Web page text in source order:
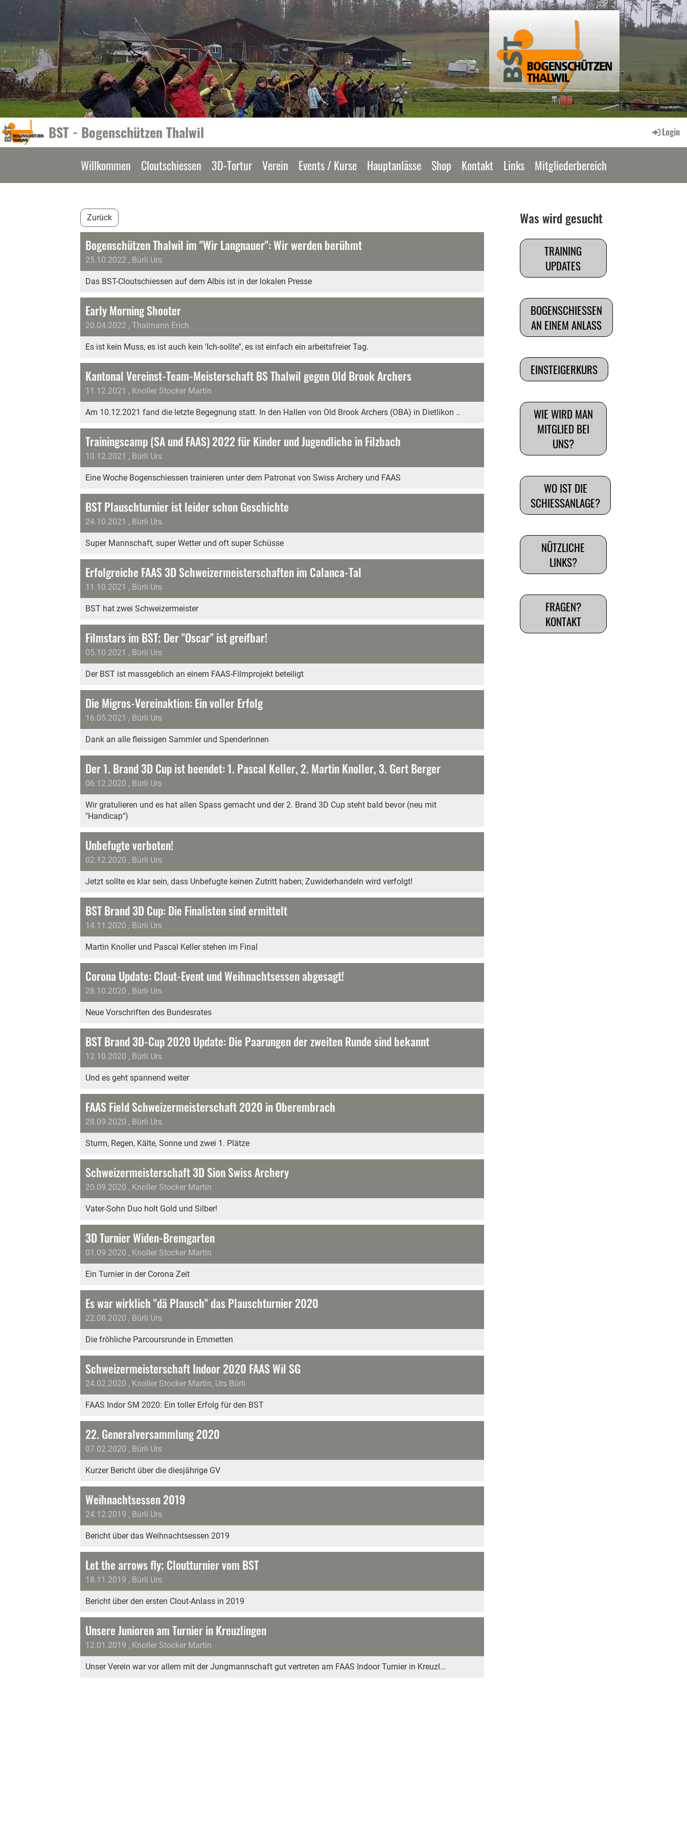
BST - Bogenschützen Thalwil Login
Willkommen Cloutschiessen 3D-Tortur Verein Events / Kurse Hauptanlässe Shop Kontakt Links Mitgliederbereich
Zurück
Bogenschützen Thalwil im "Wir Langnauer": Wir werden berühmt
25.10.2022 , Bürli Urs
Das BST-Cloutschiessen auf dem Albis ist in der lokalen Presse
Early Morning Shooter
20.04.2022 , Thalmann Erich
Es ist kein Muss, es ist auch kein 'Ich-sollte'', es ist einfach ein arbeitsfreier Tag.
Kantonal Vereinst-Team-Meisterschaft BS Thalwil gegen Old Brook Archers
11.12.2021 , Knoller Stocker Martin
Am 10.12.2021 fand die letzte Begegnung statt. In den Hallen von Old Brook Archers (OBA) in Dietlikon ..
Trainingscamp (SA und FAAS) 2022 für Kinder und Jugendliche in Filzbach
10.12.2021 , Bürli Urs
Eine Woche Bogenschiessen trainieren unter dem Patronat von Swiss Archery und FAAS
BST Plauschturnier ist leider schon Geschichte
24.10.2021 , Bürli Urs
Super Mannschaft, super Wetter und oft super Schüsse
Erfolgreiche FAAS 3D Schweizermeisterschaften im Calanca-Tal
11.10.2021 , Bürli Urs
BST hat zwei Schweizermeister
Filmstars im BST; Der "Oscar" ist greifbar!
05.10.2021 , Bürli Urs
Der BST ist massgeblich an einem FAAS-Filmprojekt beteiligt
Die Migros-Vereinaktion: Ein voller Erfolg
16.05.2021 , Bürli Urs
Dank an alle fleissigen Sammler und SpenderInnen
Der 1. Brand 3D Cup ist beendet: 1. Pascal Keller, 2. Martin Knoller, 3. Gert Berger
06.12.2020 , Bürli Urs
Wir gratulieren und es hat allen Spass gemacht und der 2. Brand 3D Cup steht bald bevor (neu mit
"Handicap")
Unbefugte verboten!
02.12.2020 , Bürli Urs
Jetzt sollte es klar sein, dass Unbefugte keinen Zutritt haben; Zuwiderhandeln wird verfolgt!
BST Brand 3D Cup: Die Finalisten sind ermittelt
14.11.2020 , Bürli Urs
Martin Knoller und Pascal Keller stehen im Final
Corona Update: Clout-Event und Weihnachtsessen abgesagt!
28.10.2020 , Bürli Urs
Neue Vorschriften des Bundesrates
BST Brand 3D-Cup 2020 Update: Die Paarungen der zweiten Runde sind bekannt
12.10.2020 , Bürli Urs
Und es geht spannend weiter
FAAS Field Schweizermeisterschaft 2020 in Oberembrach
28.09.2020 , Bürli Urs
Sturm, Regen, Kälte, Sonne und zwei 1. Plätze
Schweizermeisterschaft 3D Sion Swiss Archery
20.09.2020 , Knoller Stocker Martin
Vater-Sohn Duo holt Gold und Silber!
3D Turnier Widen-Bremgarten
01.09.2020 , Knoller Stocker Martin
Ein Turnier in der Corona Zeit
Es war wirklich "dä Plausch" das Plauschturnier 2020
22.08.2020 , Bürli Urs
Die fröhliche Parcoursrunde in Emmetten
Schweizermeisterschaft Indoor 2020 FAAS Wil SG
24.02.2020 , Knoller Stocker Martin, Urs Bürli
FAAS Indor SM 2020: Ein toller Erfolg für den BST
22. Generalversammlung 2020
07.02.2020 , Bürli Urs
Kurzer Bericht über die diesjährige GV
Weihnachtsessen 2019
24.12.2019 , Bürli Urs
Bericht über das Weihnachtsessen 2019
Let the arrows fly; Cloutturnier vom BST
18.11.2019 , Bürli Urs
Bericht über den ersten Clout-Anlass in 2019
Unsere Junioren am Turnier in Kreuzlingen
12.01.2019 , Knoller Stocker Martin
Unser Verein war vor allem mit der Jungmannschaft gut vertreten am FAAS Indoor Turnier in Kreuzl...
Was wird gesucht
TRAINING
UPDATES
BOGENSCHIESSEN
AN EINEM ANLASS
EINSTEIGERKURS
WIE WIRD MAN
MITGLIED BEI
UNS?
WO IST DIE
SCHIESSANLAGE?
NÜTZLICHE
LINKS?
FRAGEN?
KONTAKT